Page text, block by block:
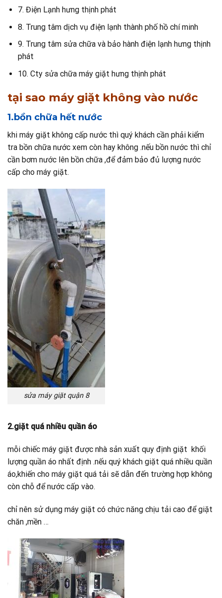
7. Điện Lạnh hưng thịnh phát
8. Trung tâm dịch vụ điện lạnh thành phố hồ chí minh
9. Trung tâm sửa chữa và bảo hành điện lạnh hưng thịnh
phát
10. Cty sửa chữa máy giặt hưng thịnh phát
tại sao máy giặt không vào nước
1.bồn chữa hết nước
khi máy giặt không cấp nước thì quý khách cần phải kiểm
tra bồn chữa nước xem còn hay không .nếu bồn nước thì chỉ
cần bơm nước lên bồn chữa ,để đảm bảo đủ lượng nước
cấp cho máy giặt.
sửa máy giặt quận 8
2.giặt quá nhiều quần áo
mỗi chiếc máy giặt được nhà sản xuất quy định giặt khối
lượng quần áo nhất định .nếu quý khách giặt quá nhiều quần
áo,khiến cho máy giặt quá tải sẽ dẫn đến trường hợp không
còn chỗ để nước cấp vào.
chỉ nên sử dụng máy giặt có chức năng chịu tải cao để giặt
chăn ,mền …